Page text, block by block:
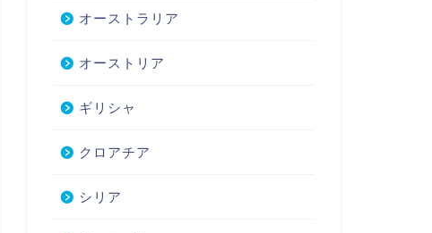
オーストラリア
オーストリア
ギリシャ
クロアチア
シリア